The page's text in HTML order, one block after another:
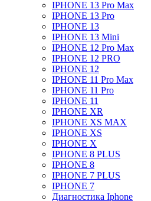
IPHONE 13 Pro Max
IPHONE 13 Pro
IPHONE 13
IPHONE 13 Mini
IPHONE 12 Pro Max
IPHONE 12 PRO
IPHONE 12
IPHONE 11 Pro Max
IPHONE 11 Pro
IPHONE 11
IPHONE XR
IPHONE XS MAX
IPHONE XS
IPHONE X
IPHONE 8 PLUS
IPHONE 8
IPHONE 7 PLUS
IPHONE 7
Диагностика Iphone